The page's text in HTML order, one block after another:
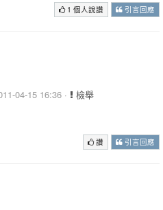
1 個人說讚 引言回應
04-15 16:36 · 檢舉
讚 引言回應